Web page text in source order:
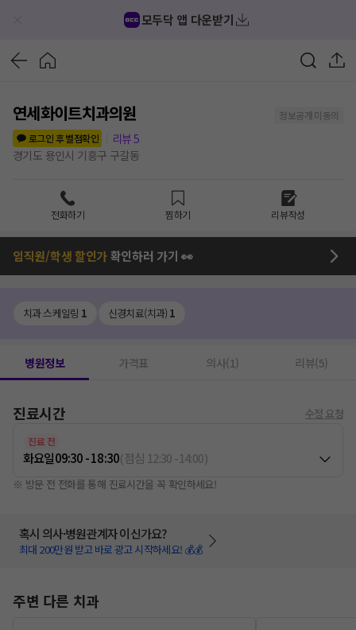
모두닥 앱 다운받기
연세화이트치과의원
정보공개 미동의
로그인 후 별점확인
리뷰5
경기도 용인시 기흥구 구갈동
전화하기 찜하기 리뷰작성
임직원/학생 할인가확인하러 가기 👀
치과 스케일링 1 신경치료(치과) 1
병원정보 가격표 의사(1) 리뷰(5)
진료시간 수정 요청
진료 전
화요일09:30 - 18:30(점심 12:30-14:00)
※ 방문 전 전화를 통해 진료시간을 꼭 확인하세요!
혹시 의사·병원관계자 이신가요?
최대 200만원 받고 바로 광고 시작하세요! 💰💰
주변 다른 치과